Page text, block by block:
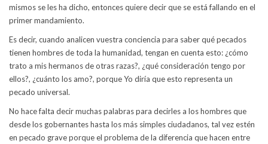
mismos se les ha dicho, entonces quiere decir que se está fallando en el
primer mandamiento.
Es decir, cuando analicen vuestra conciencia para saber qué pecados
tienen hombres de toda la humanidad, tengan en cuenta esto: ¿cómo
trato a mis hermanos de otras razas?, ¿qué consideración tengo por
ellos?, ¿cuánto los amo?, porque Yo diría que esto representa un
pecado universal.
No hace falta decir muchas palabras para decirles a los hombres que
desde los gobernantes hasta los más simples ciudadanos, tal vez estén
en pecado grave porque el problema de la diferencia que hacen entre